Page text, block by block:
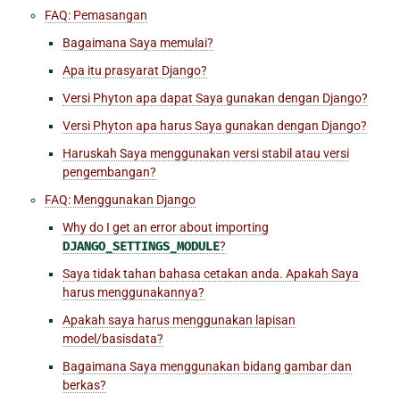
FAQ: Pemasangan
Bagaimana Saya memulai?
Apa itu prasyarat Django?
Versi Phyton apa dapat Saya gunakan dengan Django?
Versi Phyton apa harus Saya gunakan dengan Django?
Haruskah Saya menggunakan versi stabil atau versi
pengembangan?
FAQ: Menggunakan Django
Why do I get an error about importing
DJANGO_SETTINGS_MODULE?
Saya tidak tahan bahasa cetakan anda. Apakah Saya
harus menggunakannya?
Apakah saya harus menggunakan lapisan
model/basisdata?
Bagaimana Saya menggunakan bidang gambar dan
berkas?